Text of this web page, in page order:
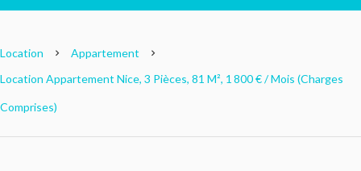
Location
Appartement
Location Appartement Nice, 3 Pièces, 81 M², 1 800 € / Mois (Charges
Comprises)